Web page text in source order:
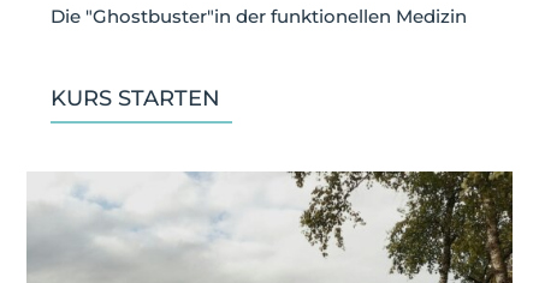
Die "Ghostbuster"in der funktionellen Medizin
KURS STARTEN